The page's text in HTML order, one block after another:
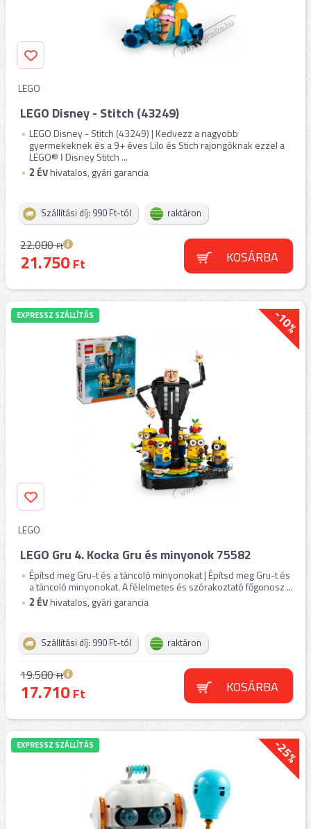
LEGO
LEGO Disney - Stitch (43249)
LEGO Disney - Stitch (43249) | Kedvezz a nagyobb
gyermekeknek és a 9+ éves Lilo és Stich rajongóknak ezzel a
LEGO® ǀ Disney Stitch ...
2 ÉVhivatalos, gyári garancia
Szállítási díj: 990 Ft-tól raktáron
22.080Ft
21.750Ft KOSÁRBA
-10%
EXPRESSZ SZÁLLÍTÁS
LEGO
LEGO Gru 4. Kocka Gru és minyonok 75582
Építsd meg Gru-t és a táncoló minyonokat | Építsd meg Gru-t és
a táncoló minyonokat. A félelmetes és szórakoztató főgonosz ...
2 ÉVhivatalos, gyári garancia
Szállítási díj: 990 Ft-tól raktáron
19.580Ft
17.710Ft KOSÁRBA
-25%
EXPRESSZ SZÁLLÍTÁS